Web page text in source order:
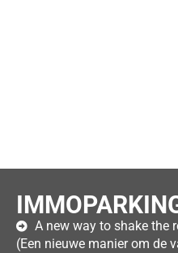
A new way to shake the
(Een nieuwe manier om de